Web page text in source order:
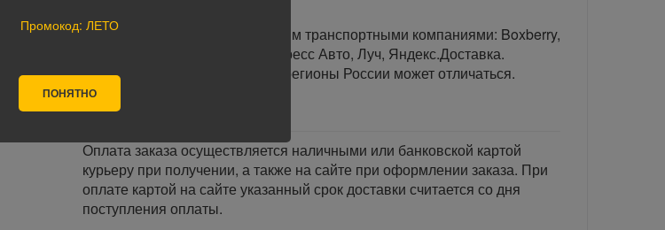
В любой уголок России доставим транспортными компаниями: Boxberry,
Почта России, ПЭК, GTD, Экспресс Авто, Луч, Яндекс.Доставка.
Стоимость доставки в разные регионы России может отличаться.
Оплата
Оплата заказа осуществляется наличными или банковской картой
курьеру при получении, а также на сайте при оформлении заказа. При
оплате картой на сайте указанный срок доставки считается со дня
поступления оплаты.
Промокод: ЛЕТО
ПОНЯТНО